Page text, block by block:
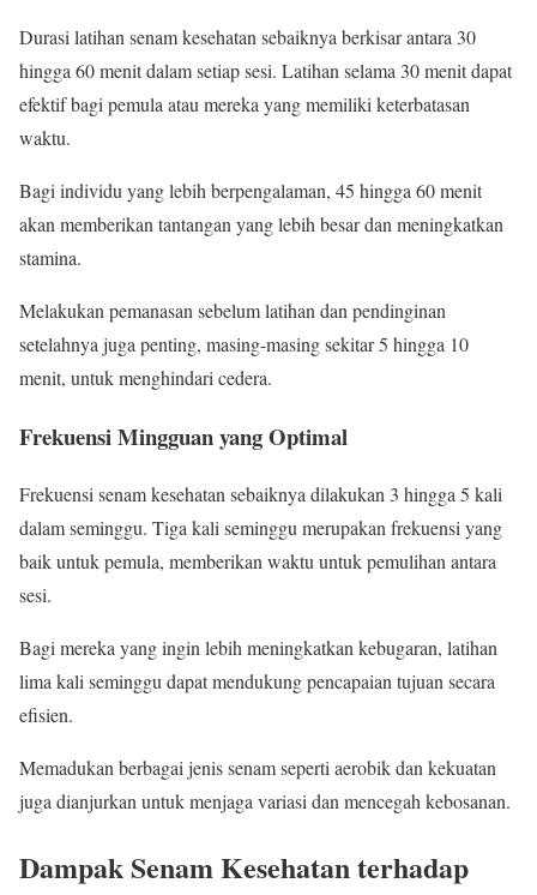
Durasi latihan senam kesehatan sebaiknya berkisar antara 30
hingga 60 menit dalam setiap sesi. Latihan selama 30 menit dapat
efektif bagi pemula atau mereka yang memiliki keterbatasan
waktu.
Bagi individu yang lebih berpengalaman, 45 hingga 60 menit
akan memberikan tantangan yang lebih besar dan meningkatkan
stamina.
Melakukan pemanasan sebelum latihan dan pendinginan
setelahnya juga penting, masing-masing sekitar 5 hingga 10
menit, untuk menghindari cedera.
Frekuensi Mingguan yang Optimal
Frekuensi senam kesehatan sebaiknya dilakukan 3 hingga 5 kali
dalam seminggu. Tiga kali seminggu merupakan frekuensi yang
baik untuk pemula, memberikan waktu untuk pemulihan antara
sesi.
Bagi mereka yang ingin lebih meningkatkan kebugaran, latihan
lima kali seminggu dapat mendukung pencapaian tujuan secara
efisien.
Memadukan berbagai jenis senam seperti aerobik dan kekuatan
juga dianjurkan untuk menjaga variasi dan mencegah kebosanan.
Dampak Senam Kesehatan terhadap